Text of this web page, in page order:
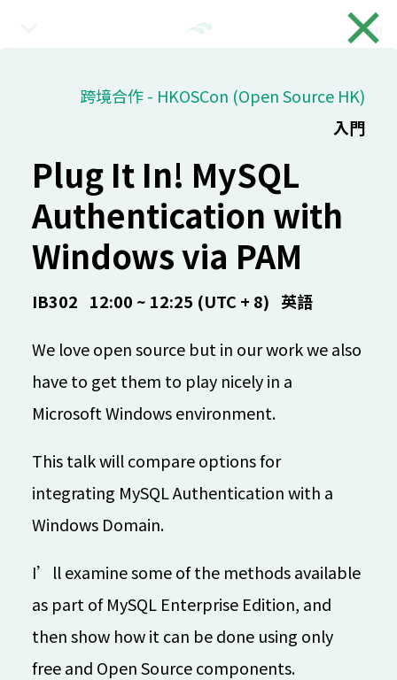
En
08:30 (UTC + 8)
09:00 (UTC + 8)
09:20 (UTC + 8)
入場時間
IB101 30 mins 漢語 入門
開幕 & 首日摘要
IB101 20 mins 漢語
綜合
LINE Open Up - 共創互惠開發社群生態圈
林宜鋒
IB101 30 mins 漢語
SDN x Cloud Native x Golang
和我一起用全裸容器網路改變世界
×
跨境合作 - HKOSCon (Open Source HK)
入門
Plug It In! MySQL
Authentication with
Windows via PAM
IB302 12:00 ~ 12:25 (UTC + 8) 英語
We love open source but in our work we also
have to get them to play nicely in a
Microsoft Windows environment.
This talk will compare options for
integrating MySQL Authentication with a
Windows Domain.
I’ll examine some of the methods available
as part of MySQL Enterprise Edition, and
then show how it can be done using only
free and Open Source components.